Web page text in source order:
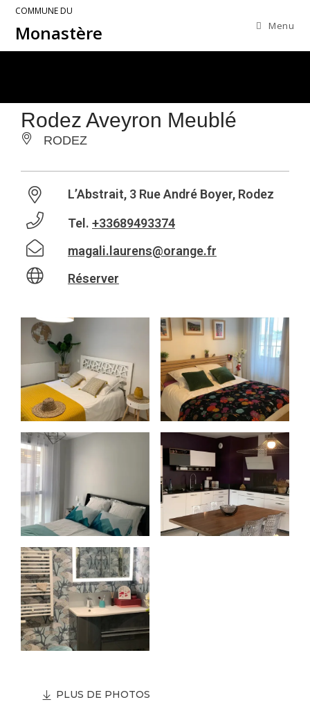
COMMUNE DU
Monastère Menu
Rodez Aveyron Meublé
RODEZ
L’Abstrait, 3 Rue André Boyer, Rodez
Tel. +33689493374
magali.laurens@orange.fr
Réserver
PLUS DE PHOTOS